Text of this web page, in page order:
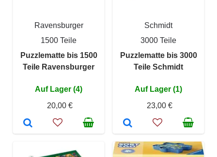
Ravensburger
1500 Teile
Puzzlematte bis 1500
Teile Ravensburger
Auf Lager (4)
20,00 €
Schmidt
3000 Teile
Puzzlematte bis 3000
Teile Schmidt
Auf Lager (1)
23,00 €